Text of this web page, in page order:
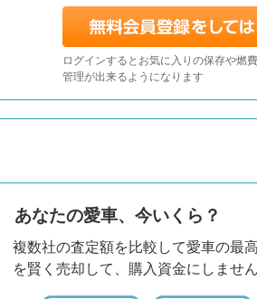
ログインするとお気に入りの保存や燃
管理が出来るようになります
あなたの愛車、今いくら？
複数社の査定額を比較して愛車の最
を賢く売却して、購入資金にしませ